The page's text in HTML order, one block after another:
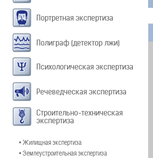
Портретная экспертиза
Полиграф (детектор лжи)
Психологическая экспертиза
Речеведческая экспертиза
Строительно-техническая
экспертиза
• Жилищная экспертиза
• Землеустроительная экспертиза